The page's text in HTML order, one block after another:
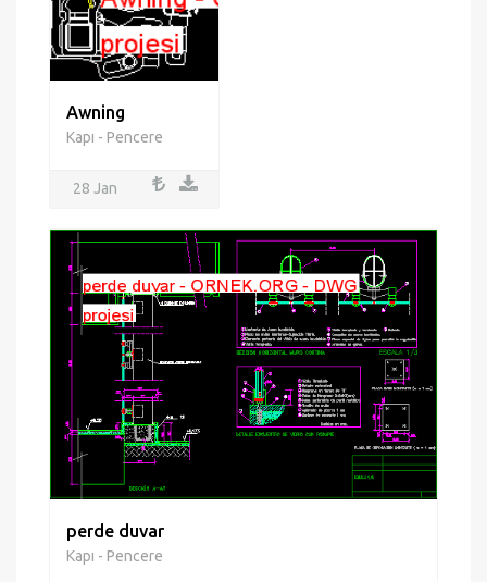
Awning
Kapı - Pencere
28 Jan
perde duvar
Kapı - Pencere